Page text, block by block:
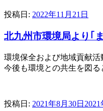
投稿日: 2022年11月21日
北九州市環境局より｢
環境保全および地域貢献
今後も環境との共生を図る
投稿日: 2021年8月30日 2021